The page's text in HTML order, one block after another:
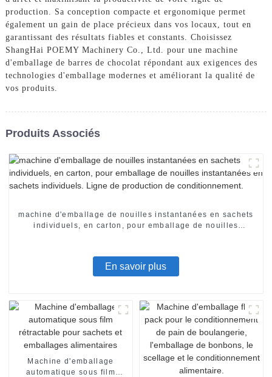
production. Sa conception compacte et ergonomique permet
également un gain de place précieux dans vos locaux, tout en
garantissant des résultats fiables et constants. Choisissez
ShangHai POEMY Machinery Co., Ltd. pour une machine
d'emballage de barres de chocolat répondant aux exigences des
technologies d'emballage modernes et améliorant la qualité de
vos produits.
Produits Associés
machine d'emballage de nouilles instantanées en sachets
individuels, en carton, pour emballage de nouilles
En savoir plus
Machine d'emballage
automatique sous film